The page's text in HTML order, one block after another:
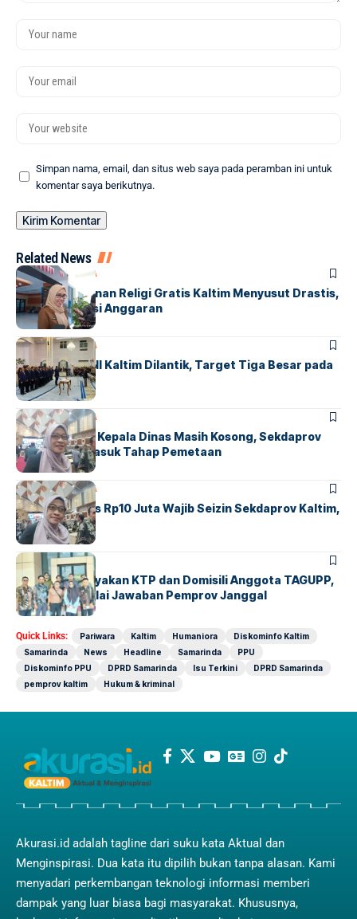
Simpan nama, email, dan situs web saya pada peramban ini untuk
komentar saya berikutnya.
Related News
KALTIMSAMARINDA
Kuota Perjalanan Religi Gratis Kaltim Menyusut Drastis,
Imbas Efisiensi Anggaran
KALTIMSAMARINDA
Pengurus KONI Kaltim Dilantik, Target Tiga Besar pada
PON 2028
KALTIM SAMARINDA
Belasan Kursi Kepala Dinas Masih Kosong, Sekdaprov
Kaltim: Kini Masuk Tahap Pemetaan
KALTIM SAMARINDA
Belanja di Atas Rp10 Juta Wajib Seizin Sekdaprov Kaltim,
Ini Alasannya
SAMARINDA
Hakim Pertanyakan KTP dan Domisili Anggota TAGUPP,
Penggugat Nilai Jawaban Pemprov Janggal
Quick Links: Pariwara Kaltim Humaniora
Diskominfo Kaltim
Samarinda
News Headline Samarinda
PPU
Diskominfo PPU
DPRD Samarinda Isu Terkini
DPRD Samarinda
pemprov kaltim
Hukum & kriminal
Akurasi.id adalah tagline dari suku kata Aktual dan
Menginspirasi. Dua kata itu dipilih bukan tanpa alasan. Kami
menyadari perkembangan teknologi informasi memberi
dampak yang luar biasa bagi masyarakat. Khususnya,